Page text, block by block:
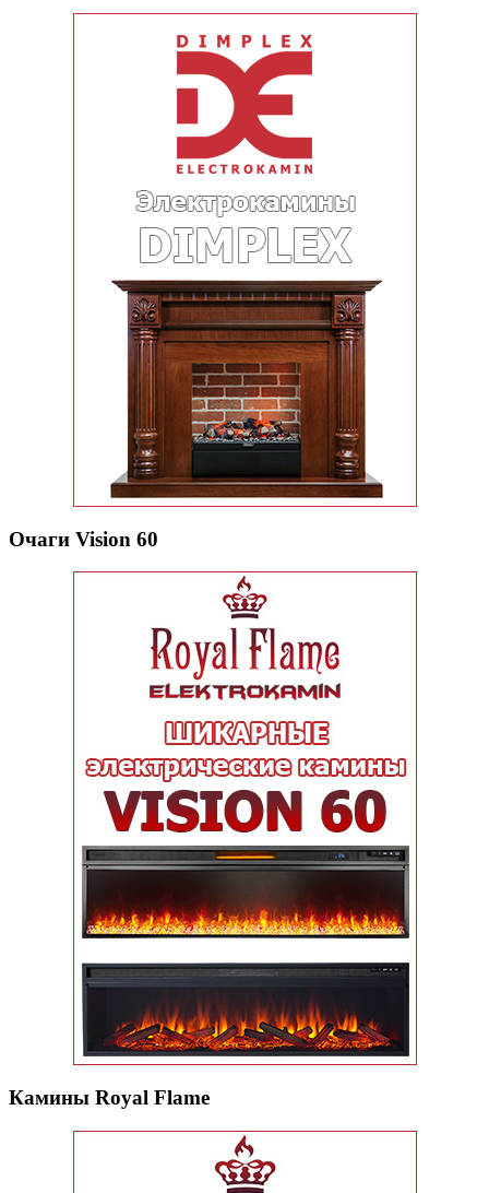
Очаги Vision 60
Камины Royal Flame